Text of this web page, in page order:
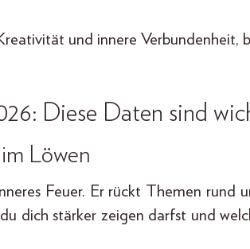
und innere Verbundenheit,
Diese Daten sind
Löwen
Feuer. Er rückt Themen rund
dich stärker zeigen darfst und